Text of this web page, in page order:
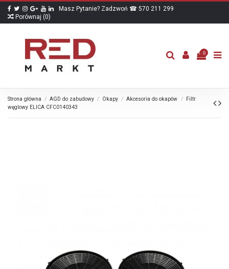
Masz Pytanie? Zadzwoń ☎ 570 211 299
Porównaj (0)
0
Strona główna AGD do zabudowy Okapy Akcesoria do okapów
Filtr
węglowy ELICA CFC0140343